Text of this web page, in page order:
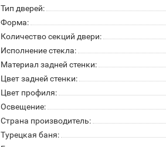
Тип дверей:
Форма:
Количество секций двери:
Исполнение стекла:
Материал задней стенки:
Цвет задней стенки:
Цвет профиля:
Освещение:
Страна производитель:
Турецкая баня: